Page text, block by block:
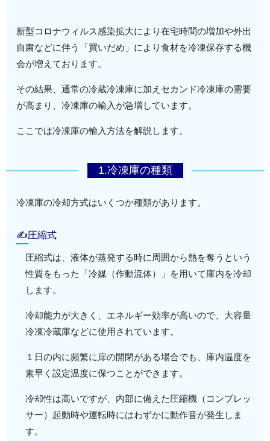
新型コロナウィルス感染拡大により在宅時間の増加や外出
自粛などに伴う「買いだめ」により食材を冷凍保存する機
会が増えております。
その結果、通常の冷蔵冷凍庫に加えセカンド冷凍庫の需要
が高まり、冷凍庫の輸入が急増しています。
ここでは冷凍庫の輸入方法を解説します。
1.冷凍庫の種類
冷凍庫の冷却方式はいくつか種類があります。
✍圧縮式
圧縮式は、液体が蒸発する時に周囲から熱を奪うという
性質をもった「冷媒（作動流体）」を用いて庫内を冷却
します。
冷却能力が大きく、エネルギー効率が高いので、大容量
冷凍冷蔵庫などに使用されています。
１日の内に頻繁に扉の開閉がある場合でも、庫内温度を
素早く設定温度に保つことができます。
冷却性は高いですが、内部に備えた圧縮機（コンプレッ
サー）起動時や運転時にはわずかに動作音が発生しま
す。